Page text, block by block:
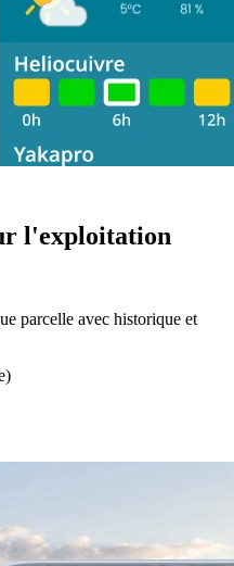
l'exploitation
parcelle avec historique et